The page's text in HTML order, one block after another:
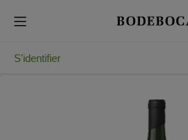
S'identifier